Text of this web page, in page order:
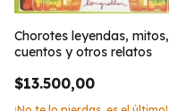
Chorotes leyendas, mitos,
cuentos y otros relatos
$13.500,00